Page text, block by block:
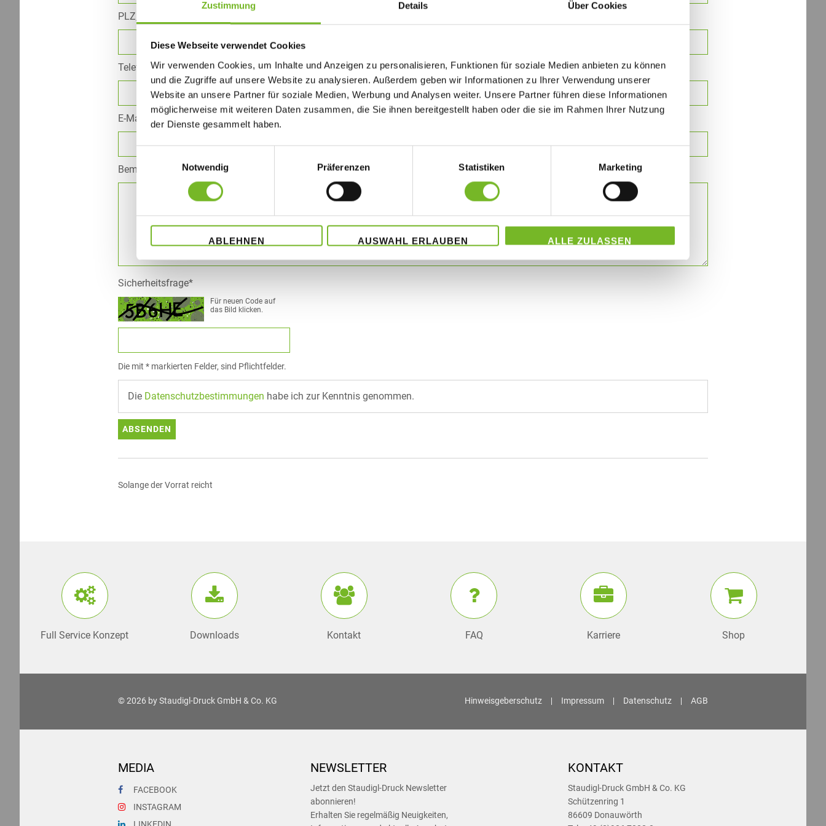
Zustimmung Details Über Cookies
Diese Webseite verwendet Cookies
Wir verwenden Cookies, um Inhalte und Anzeigen zu personalisieren, Funktionen für soziale Medien anbieten zu können
und die Zugriffe auf unsere Website zu analysieren. Außerdem geben wir Informationen zu Ihrer Verwendung unserer
Website an unsere Partner für soziale Medien, Werbung und Analysen weiter. Unsere Partner führen diese Informationen
möglicherweise mit weiteren Daten zusammen, die Sie ihnen bereitgestellt haben oder die sie im Rahmen Ihrer Nutzung
der Dienste gesammelt haben.
Notwendig
Präferenzen Statistiken Marketing
ABLEHNEN AUSWAHL ERLAUBEN ALLE ZULASSEN
PLZ, Ort *
Telefon
E-Mail *
Bemerkung
Sicherheitsfrage*
Für neuen Code auf
das Bild klicken.
Die mit * markierten Felder, sind Pflichtfelder.
Die Datenschutzbestimmungen habe ich zur Kenntnis genommen.
ABSENDEN
Solange der Vorrat reicht
Full Service Konzept Downloads Kontakt FAQ Karriere Shop
© 2026 byStaudigl-Druck GmbH & Co. KG Hinweisgeberschutz Impressum Datenschutz AGB
MEDIA
FACEBOOK
INSTAGRAM
NEWSLETTER
Jetzt den Staudigl-Druck Newsletter
abonnieren!
Erhalten Sie regelmäßig Neuigkeiten,
KONTAKT
Staudigl-Druck GmbH & Co. KG
Schützenring 1
86609 Donauwörth